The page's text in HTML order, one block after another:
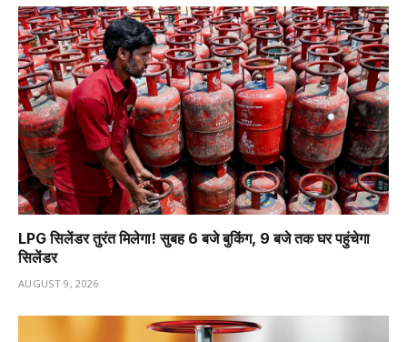
LPG सिलेंडर तुरंत मिलेगा! सुबह 6 बजे बुकिंग, 9 बजे तक घर पहुंचेगा
सिलेंडर
AUGUST 9, 2026